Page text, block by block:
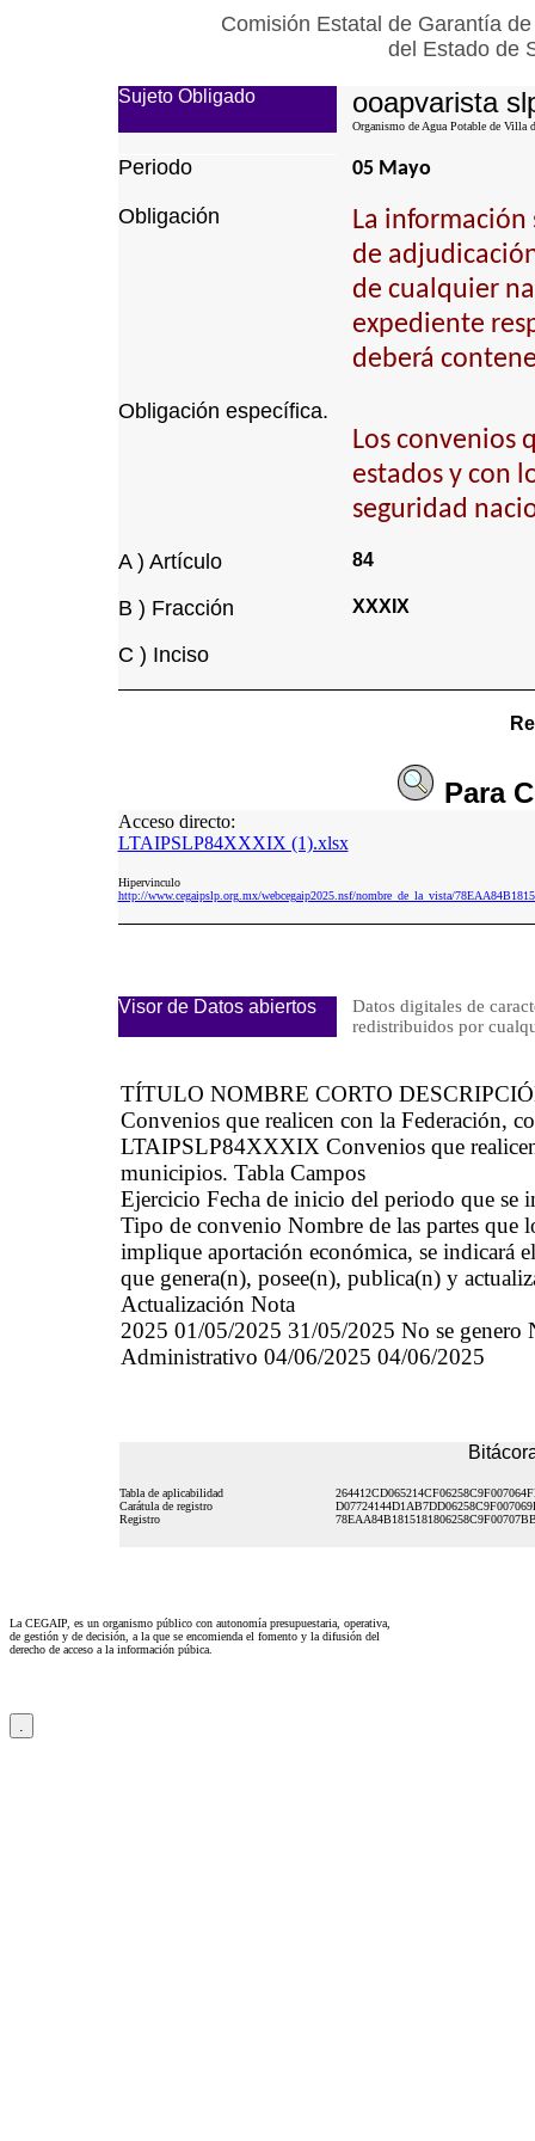
Comisión Estatal de Garantía
del Estado de
Sujeto Obligado ooapvarista
Organismo de Agua Potable de Villa
Periodo 05 Mayo
Obligación
La
de
de cualquier
expediente
deberá
Obligación específica.
Los convenios
estados y con
seguridad
A ) Artículo 84
B ) Fracción XXXIX
C ) Inciso
Para
Acceso directo:
LTAIPSLP84XXXIX (1).xlsx
Hipervinculo
http://www.cegaipslp.org.mx/webcegaip2025.nsf/nombre_de_la_vista/
Visor de Datos abiertos
Datos digitales de
redistribuidos por
TÍTULO NOMBRE CORTO
Convenios que realicen con la Federación,
LTAIPSLP84XXXIX Convenios que
municipios. Tabla Campos
Ejercicio Fecha de inicio del periodo que se
Tipo de convenio Nombre de las partes que
implique aportación económica, se indicará
que genera(n), posee(n), publica(n) y
Actualización Nota
2025 01/05/2025 31/05/2025 No se genero
Administrativo 04/06/2025 04/06/2025
Tabla de aplicabilidad
Carátula de registro
Registro
La CEGAIP, es un organismo público con autonomía presupuestaria, operativa,
de gestión y de decisión, a la que se encomienda el fomento y la difusión del
derecho de acceso a la información púbica.